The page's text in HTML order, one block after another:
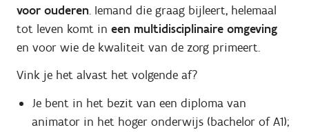
voor ouderen. Iemand die graag bijleert, helemaal
tot leven komt in een multidisciplinaire omgeving
en voor wie de kwaliteit van de zorg primeert.
Vink je het alvast het volgende af?
Je bent in het bezit van een diploma van
animator in het hoger onderwijs (bachelor of A1);